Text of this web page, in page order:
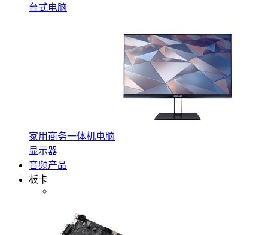
台式电脑
家用商务一体机电脑
显示器
音频产品
板卡